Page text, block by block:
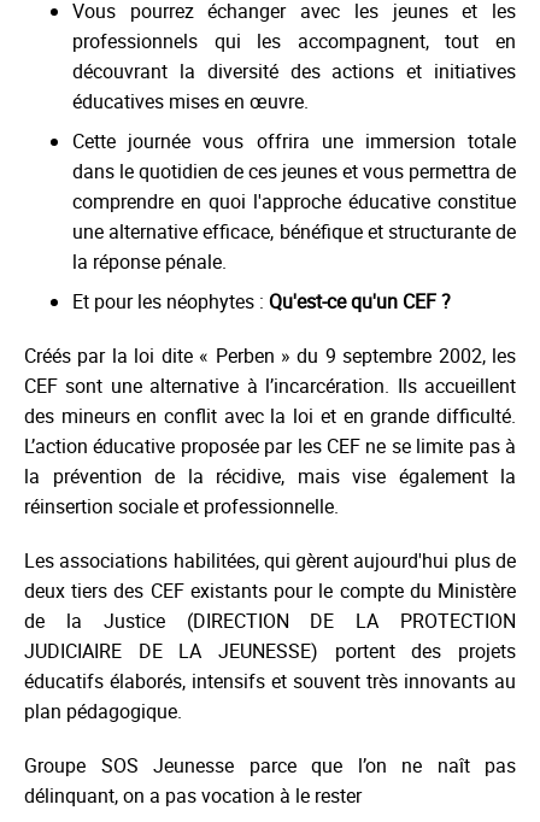
Vous pourrez échanger avec les jeunes et les
professionnels qui les accompagnent, tout en
découvrant la diversité des actions et initiatives
éducatives mises en œuvre.
Cette journée vous offrira une immersion totale
dans le quotidien de ces jeunes et vous permettra de
comprendre en quoi l'approche éducative constitue
une alternative efficace, bénéfique et structurante de
la réponse pénale.
Et pour les néophytes : Qu'est-ce qu'un CEF?
Créés par la loi dite « Perben » du 9 septembre 2002, les
CEF sont une alternative à l’incarcération. Ils accueillent
des mineurs en conflit avec la loi et en grande difficulté.
L’action éducative proposée par les CEF ne se limite pas à
la prévention de la récidive, mais vise également la
réinsertion sociale et professionnelle.
Les associations habilitées, qui gèrent aujourd'hui plus de
deux tiers des CEF existants pour le compte du Ministère
de la Justice (DIRECTION DE LA PROTECTION
JUDICIAIRE DE LA JEUNESSE) portent des projets
éducatifs élaborés, intensifs et souvent très innovants au
plan pédagogique.
Groupe SOS Jeunesse parce que l’on ne naît pas
délinquant, on a pas vocation à le rester